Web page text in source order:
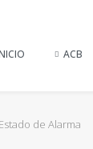
ACB
Estado de Alarma